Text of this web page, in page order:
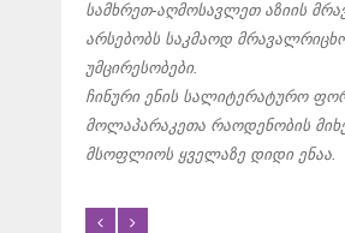
სამხრეთ-აღმოსავლეთ აზიის
არსებობს საკმაოდ
უმცირესობები.
ჩინური ენის სალიტერატურო
მოლაპარაკეთა რაოდენობის
მსოფლიოს ყველაზე დიდი ენაა.